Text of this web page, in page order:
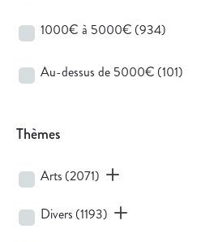
1000€ à 5000€ (934)
Au-dessus de 5000€ (101)
Thèmes
Arts (2071)
Divers (1193)